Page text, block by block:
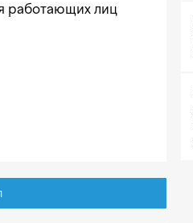
работающих лиц